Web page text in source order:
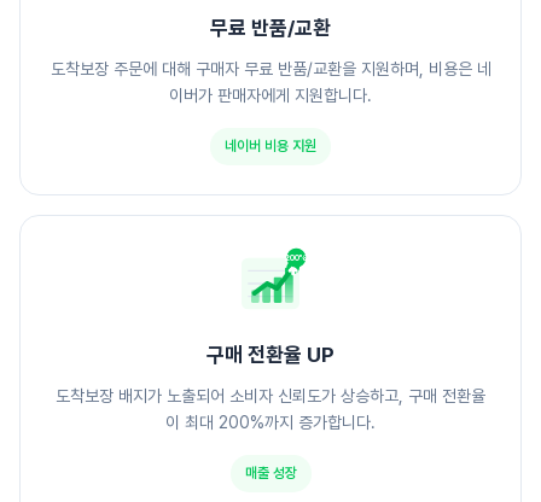
무료 반품/교환
도착보장 주문에 대해 구매자 무료 반품/교환을 지원하며, 비용은 네
이버가 판매자에게 지원합니다.
네이버 비용 지원
200%
구매 전환율 UP
도착보장 배지가 노출되어 소비자 신뢰도가 상승하고, 구매 전환율
이 최대 200%까지 증가합니다.
매출 성장